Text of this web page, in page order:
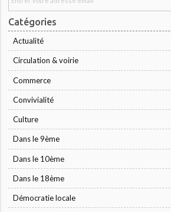
Catégories
Actualité
Circulation & voirie
Commerce
Convivialité
Culture
Dans le 9ème
Dans le 10ème
Dans le 18ème
Démocratie locale